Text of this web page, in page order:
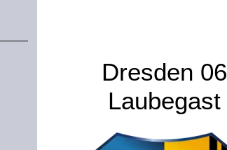
Dresden 06
Laubegast